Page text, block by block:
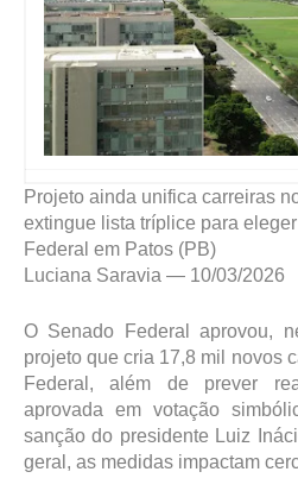
Projeto ainda unifica carreiras
extingue lista tríplice para
Federal em Patos (PB)
Luciana Saravia — 10/03/2026
O Senado Federal aprovou,
projeto que cria 17,8 mil novos
Federal, além de prever
aprovada em votação
sanção do presidente Luiz
geral, as medidas impactam